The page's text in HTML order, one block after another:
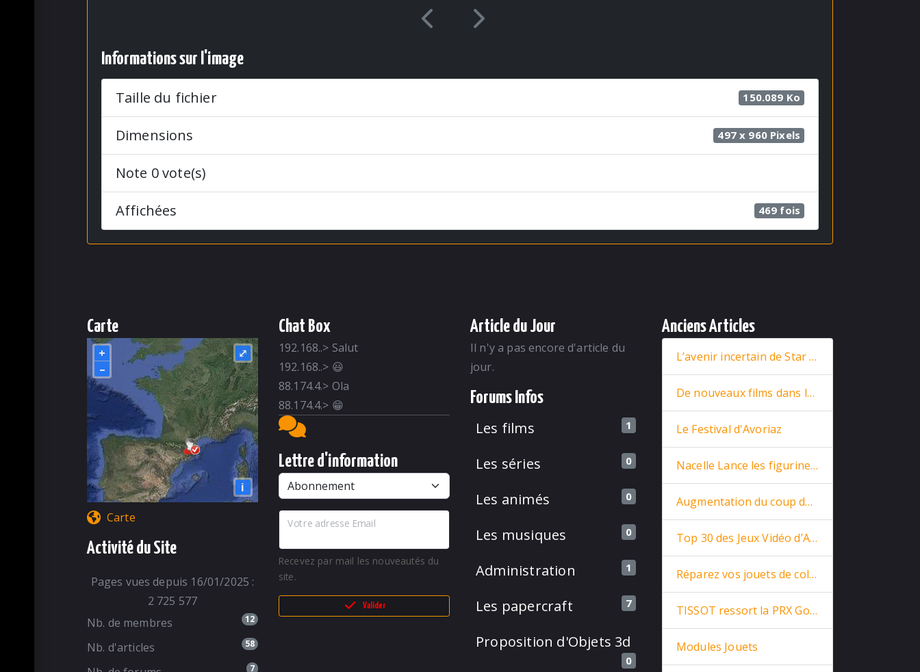
Informations sur l'image
Taille du fichier 150.089 Ko
Dimensions 497 x 960 Pixels
Note 0 vote(s)
Affichées 469 fois
Carte
+
–
i
⤢
Carte
Chat Box
192.168..> Salut
192.168..> 😃
88.174.4.> Ola
88.174.4.> 😁
Article du Jour
Il n'y a pas encore d'article du
jour.
Anciens Articles
L’avenir incertain de Star Wars : entre nouveaux films et retour stratégique de Rey
De nouveaux films dans la base
Le Festival d'Avoriaz
Nacelle Lance les figurines Star Trek en prévente
Augmentation du coup de la vie
Top 30 des Jeux Vidéo d’Arcade
Réparez vos jouets de collections
TISSOT ressort la PRX Goldorak de 1975
Modules Jouets
Forums Infos
Les films
1
Les séries 0
Les animés 0
Les musiques 0
Administration 1
Les papercraft 7
Proposition d'Objets 3d
0
Lettre d'information
Votre adresse Email
Recevez par mail les nouveautés du
site.
Valider
Activité du Site
Pages vues depuis 16/01/2025 :
2 725 577
Nb. de membres
12
Nb. d'articles 58
7